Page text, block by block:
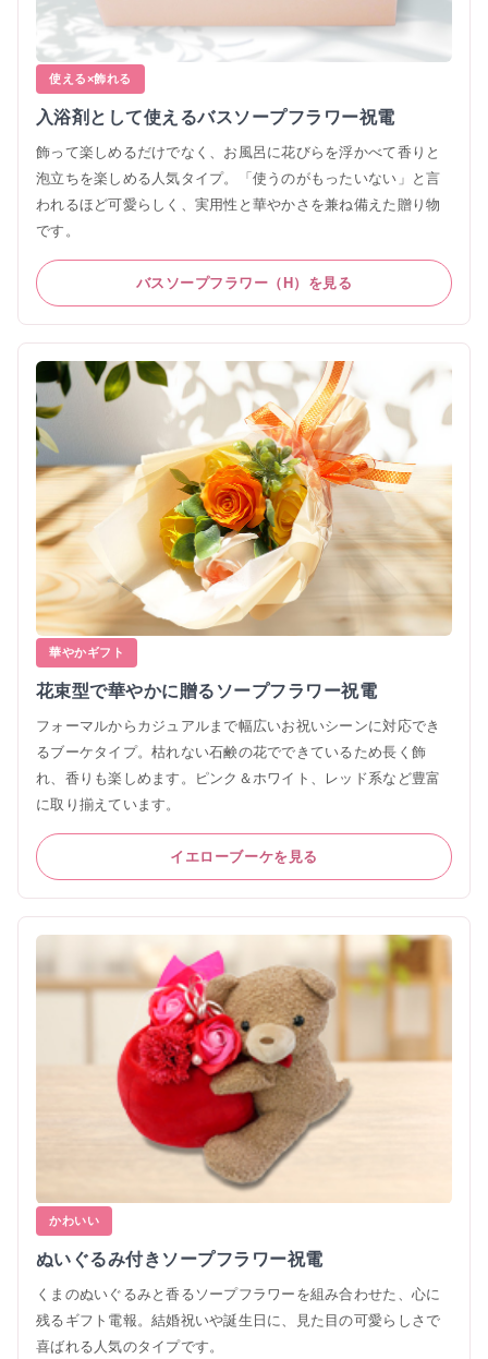
使える×飾れる
入浴剤として使えるバスソープフラワー祝電
飾って楽しめるだけでなく、お風呂に花びらを浮かべて香りと
泡立ちを楽しめる人気タイプ。「使うのがもったいない」と言
われるほど可愛らしく、実用性と華やかさを兼ね備えた贈り物
です。
バスソープフラワー（H）を見る
華やかギフト
花束型で華やかに贈るソープフラワー祝電
フォーマルからカジュアルまで幅広いお祝いシーンに対応でき
るブーケタイプ。枯れない石鹸の花でできているため長く飾
れ、香りも楽しめます。ピンク＆ホワイト、レッド系など豊富
に取り揃えています。
イエローブーケを見る
かわいい
ぬいぐるみ付きソープフラワー祝電
くまのぬいぐるみと香るソープフラワーを組み合わせた、心に
残るギフト電報。結婚祝いや誕生日に、見た目の可愛らしさで
喜ばれる人気のタイプです。